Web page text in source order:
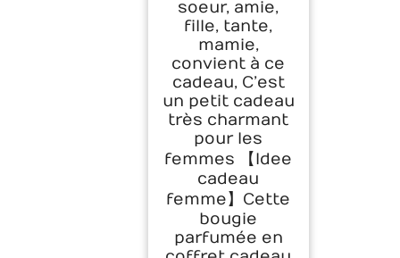
soeur, amie,
fille, tante,
mamie,
convient à ce
cadeau, C’est
un petit cadeau
très charmant
pour les
femmes 【Idee
cadeau
femme】Cette
bougie
parfumée en